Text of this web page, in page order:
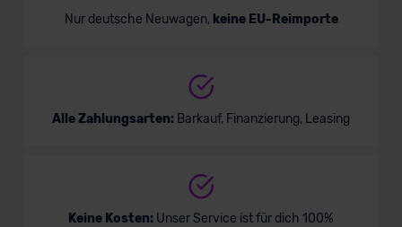
Nur deutsche Neuwagen, keine EU-Reimporte
Alle Zahlungsarten: Barkauf, Finanzierung, Leasing
Keine Kosten: Unser Service ist für dich 100%